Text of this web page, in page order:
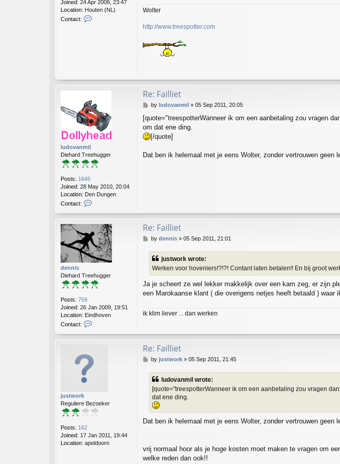
Joined: 24 Apr 2006, 23:47
Location: Houten (NL)
Contact:
r
e
p
o
t
t
e
Wolter
http://www.treespotter.com
ludovanmil
Diehard Treehugger
Posts: 1645
Joined: 28 May 2010, 20:04
Location: Den Dungen
Contact:
t
a
c
t
l
u
o
v
m
i
Re: Failliet
P
s
t
by ludovanmil » 05 Sep 2011, 20:05
[quote="treespotterWanneer ik om een aanbetaling zou vragen
om dat ene ding.
[/quote]
Dat ben ik helemaal met je eens Wolter, zonder vertrouwen geen
dennis
Diehard Treehugger
Posts: 759
Joined: 26 Jan 2009, 19:51
Location: Eindhoven
Contact:
c
i
s
Re: Failliet
P
s
by dennis» 05 Sep 2011, 21:01
justwork wrote:
Werken voor hoveniers!?!?! Contant laten betalen!! En bij groot
Ja je scheert ze wel lekker makkelijk over een kam zeg, er zijn
een Marokaanse klant ( die overigens netjes heeft betaald ) waar
ik klim liever ... dan werken
justwork
Reguliere Bezoeker
Posts: 162
Joined: 17 Jan 2011, 19:44
Location: apeldoorn
Re: Failliet
P
s
by justwork» 05 Sep 2011, 21:45
ludovanmil wrote:
[quote="treespotterWanneer ik om een aanbetaling zou vragen
dat ene ding.
Dat ben ik helemaal met je eens Wolter, zonder vertrouwen geen
vrij normaal hoor als je hoge kosten moet maken te vragen om
welke reden dan ook!!